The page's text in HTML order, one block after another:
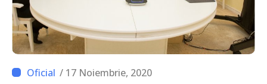
/ 17 Noiembrie, 2020